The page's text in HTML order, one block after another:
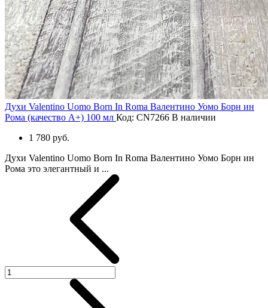
Духи Valentino Uomo Born In Roma Валентино Уомо Борн ин
Рома (качество А+) 100 мл Код: CN7266 В наличии
1 780 руб.
Духи Valentino Uomo Born In Roma Валентино Уомо Борн ин
Рома это элегантный и ...